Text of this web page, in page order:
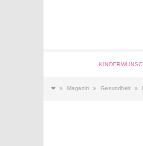
❤ Magazin Gesundheit